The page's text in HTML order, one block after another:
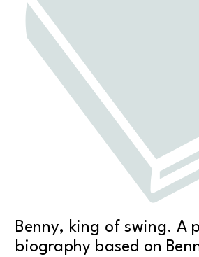
Benny, king of swing. A
biography based on